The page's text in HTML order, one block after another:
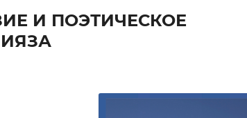
И ПОЭТИЧЕСКОЕ